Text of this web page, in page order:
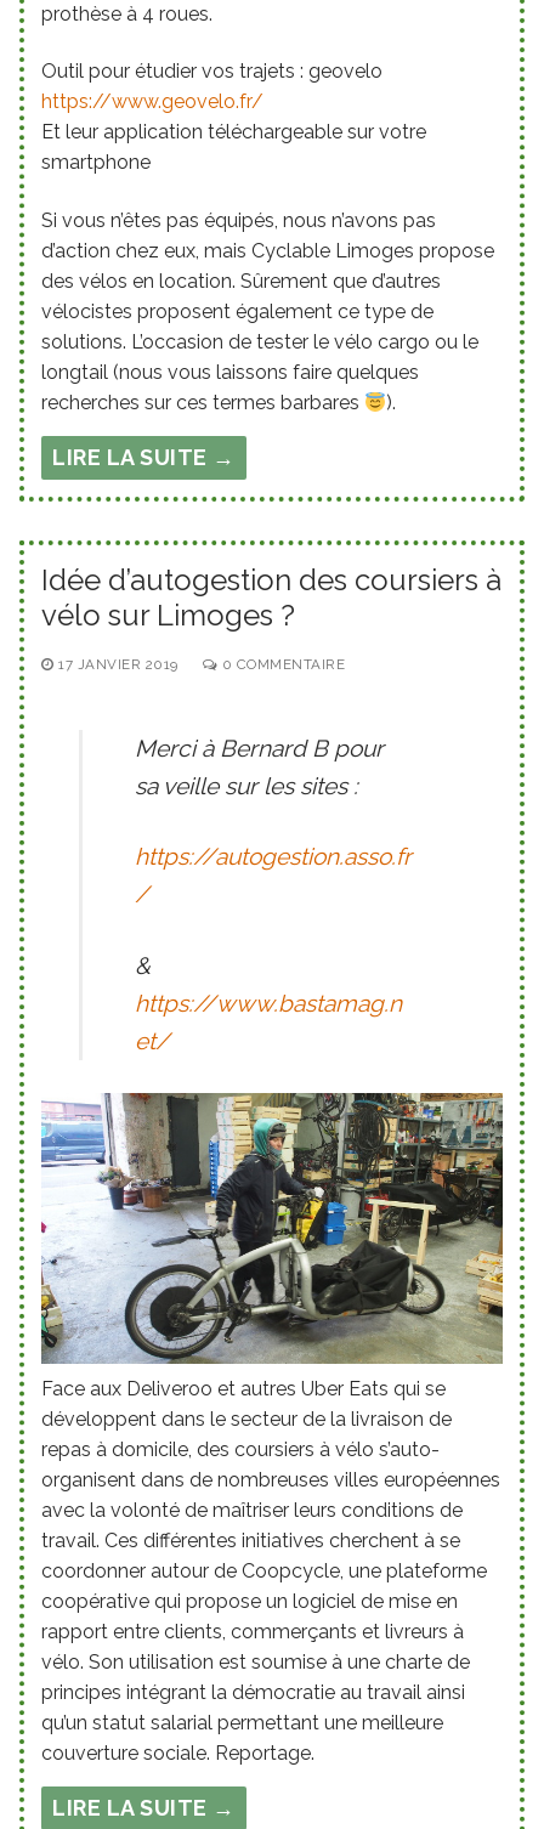
prothèse à 4 roues.
Outil pour étudier vos trajets : geovelo
https://www.geovelo.fr/
Et leur application téléchargeable sur votre
smartphone
Si vous n’êtes pas équipés, nous n’avons pas
d’action chez eux, mais Cyclable Limoges propose
des vélos en location. Sûrement que d’autres
vélocistes proposent également ce type de
solutions. L’occasion de tester le vélo cargo ou le
longtail (nous vous laissons faire quelques
recherches sur ces termes barbares
).
LIRE LA SUITE →
Idée d’autogestion des coursiers à
vélo sur Limoges ?
17 JANVIER 2019 0 COMMENTAIRE
Merci à Bernard B pour
sa veille sur les sites :
https://autogestion.asso.fr
/
&
https://www.bastamag.n
et/
Face aux Deliveroo et autres Uber Eats qui se
développent dans le secteur de la livraison de
repas à domicile, des coursiers à vélo s’auto-
organisent dans de nombreuses villes européennes
avec la volonté de maîtriser leurs conditions de
travail. Ces différentes initiatives cherchent à se
coordonner autour de Coopcycle, une plateforme
coopérative qui propose un logiciel de mise en
rapport entre clients, commerçants et livreurs à
vélo. Son utilisation est soumise à une charte de
principes intégrant la démocratie au travail ainsi
qu’un statut salarial permettant une meilleure
couverture sociale. Reportage.
LIRE LA SUITE →